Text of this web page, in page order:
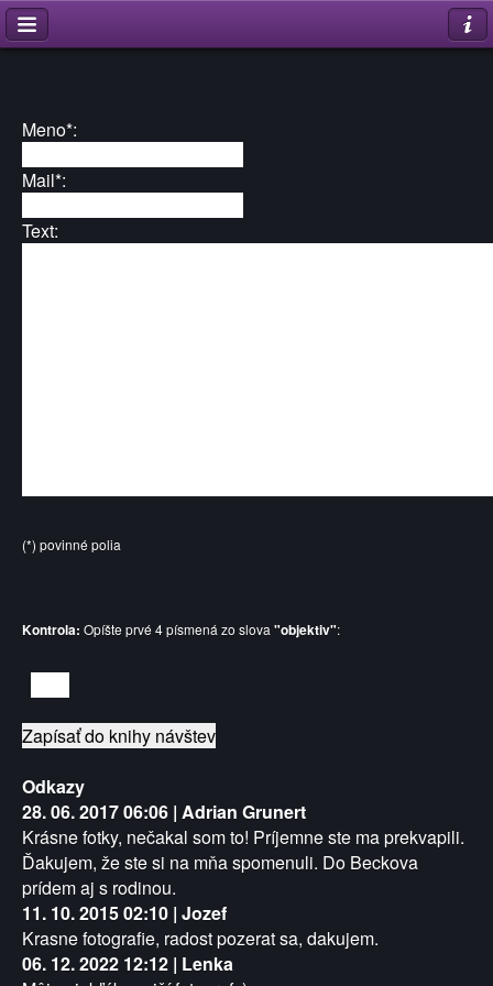
Meno*:
Mail*:
Text:
(*) povinné polia
Kontrola: Opíšte prvé 4 písmená zo slova "objektiv":
Zapísať do knihy návštev
Odkazy
28. 06. 2017 06:06 | Adrian Grunert
Krásne fotky, nečakal som to! Príjemne ste ma prekvapili.
Ďakujem, že ste si na mňa spomenuli. Do Beckova
prídem aj s rodinou.
11. 10. 2015 02:10 | Jozef
Krasne fotografie, radost pozerat sa, dakujem.
06. 12. 2022 12:12 | Lenka